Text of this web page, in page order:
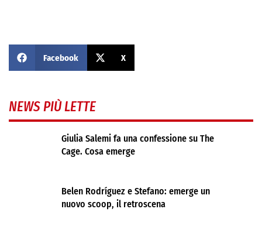
Facebook X
NEWS PIÙ LETTE
Giulia Salemi fa una confessione su The
Cage. Cosa emerge
Belen Rodríguez e Stefano: emerge un
nuovo scoop, il retroscena